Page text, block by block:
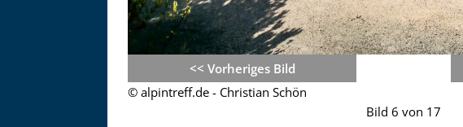
<< Vorheriges Bild
© alpintreff.de - Christian Schön
Bild 6 von 17
Asitzbahn - Leogang - Bilder
Schau Dir hier Bilder der Asitzbahn in Leogang
an.